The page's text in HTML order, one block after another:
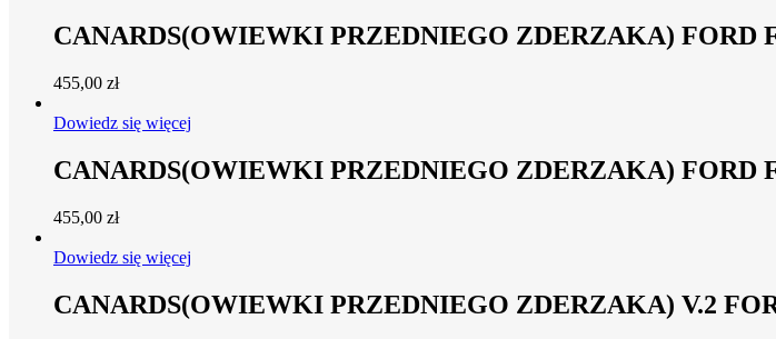
CANARDS(OWIEWKI PRZEDNIEGO ZDERZAKA) FORD
455,00 zł
Dowiedz się więcej
CANARDS(OWIEWKI PRZEDNIEGO ZDERZAKA) FORD
455,00 zł
Dowiedz się więcej
CANARDS(OWIEWKI PRZEDNIEGO ZDERZAKA) V.2